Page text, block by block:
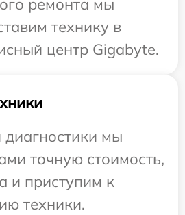
ремонта мы
технику в
центр Gigabyte.
мы
точную стоимость,
и приступим к
техники.